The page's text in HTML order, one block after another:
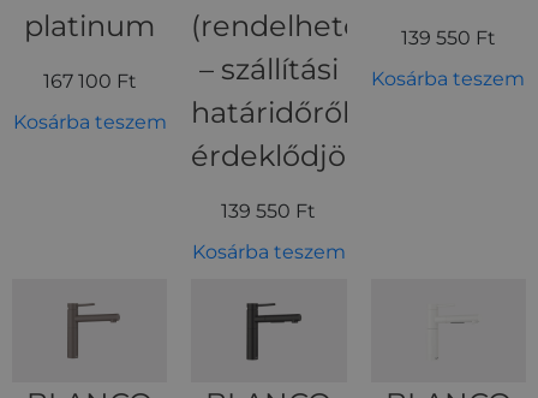
platinum
167 100 Ft
Kosárba teszem
(rendelhető
– szállítási
határidőről
érdeklődjön)
139 550 Ft
Kosárba teszem
139 550 Ft
Kosárba teszem